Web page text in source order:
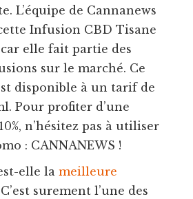
L’équipe de Cannanews
Infusion CBD Tisane
car elle fait partie des
sur le marché. Ce
disponible à un tarif de
Pour profiter d’une
n’hésitez pas à utiliser
: CANNANEWS !
elle lameilleure
C’est surement l’une des